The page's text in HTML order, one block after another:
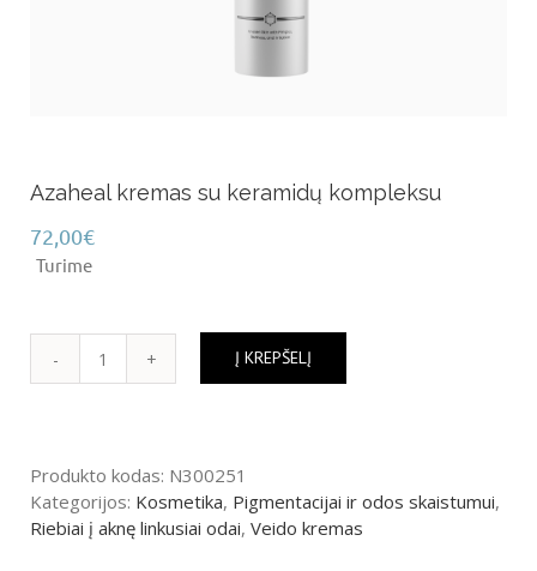
Azaheal kremas su keramidų kompleksu
72,00€
Turime
produkto
su
keramidų
kompleksu
Į KREPŠELĮ
Produkto kodas: N300251
Kategorijos: Kosmetika, Pigmentacijai ir odos skaistumui,
Riebiai į aknę linkusiai odai, Veido kremas